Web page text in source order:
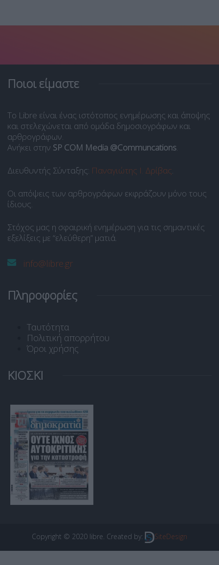
Ποιοι είμαστε
Το Libre είναι ένας ιστότοπος ενημέρωσης και άποψης
και στελεχώνεται από ομάδα δημοσιογράφων και
αρθρογράφων.
Ανήκει στην SP COM Media @Communcations.
Διευθυντής Σύνταξης: Παναγιώτης Ι. Δρίβας.
Οι απόψεις των αρθρογράφων εκφράζουν μόνο τους
ίδιους.
Στόχος μας η σφαιρική ενημέρωση για τις σημαντικές
εξελίξεις με “ελεύθερη” ματιά.
info@libre.gr
Πληροφορίες
Ταυτότητα
Πολιτική απορρήτου
Όροι χρήσης
ΚΙΟΣΚΙ
Copyright © 2020 libre. Created by: SiteDesign